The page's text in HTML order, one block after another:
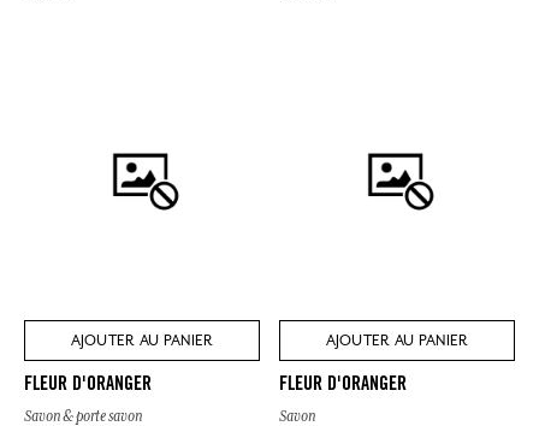
AJOUTER AU PANIER
FLEUR D'ORANGER
Savon & porte savon
AJOUTER AU PANIER
FLEUR D'ORANGER
Savon